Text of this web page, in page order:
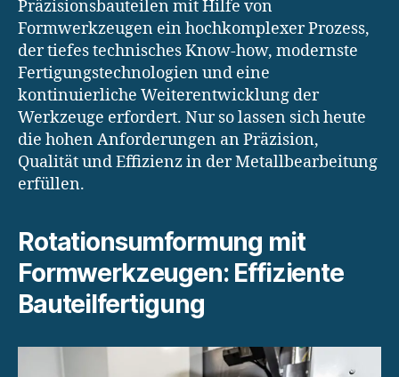
Präzisionsbauteilen mit Hilfe von
Formwerkzeugen ein hochkomplexer Prozess,
der tiefes technisches Know-how, modernste
Fertigungstechnologien und eine
kontinuierliche Weiterentwicklung der
Werkzeuge erfordert. Nur so lassen sich heute
die hohen Anforderungen an Präzision,
Qualität und Effizienz in der Metallbearbeitung
erfüllen.
Rotationsumformung mit
Formwerkzeugen: Effiziente
Bauteilfertigung